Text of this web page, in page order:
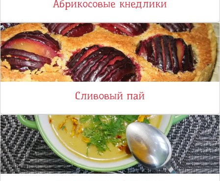
Абрикосовые кнедлики
Сливовый пай